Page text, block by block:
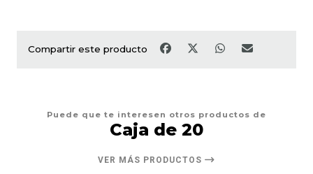
Compartir este producto
Puede que te interesen otros productos de
Caja de 20
VER MÁS PRODUCTOS